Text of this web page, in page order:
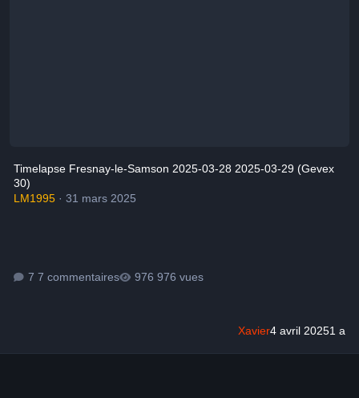
Timelapse Fresnay-le-Samson 2025-03-28 2025-03-29 (Gevex
30)
LM1995· 31 mars 2025
7 commentaires 976 vues
Xavier4 avril 20251 a